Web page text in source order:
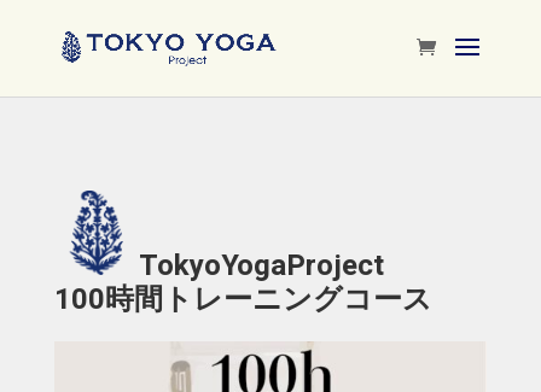
TokyoYogaProject
100時間トレーニングコース